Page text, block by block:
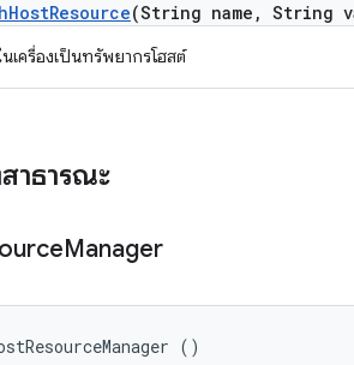
HostResource(String name , String
นเครื่องเป็นทรัพยากรโฮสต์
าธารณะ
Manager
()